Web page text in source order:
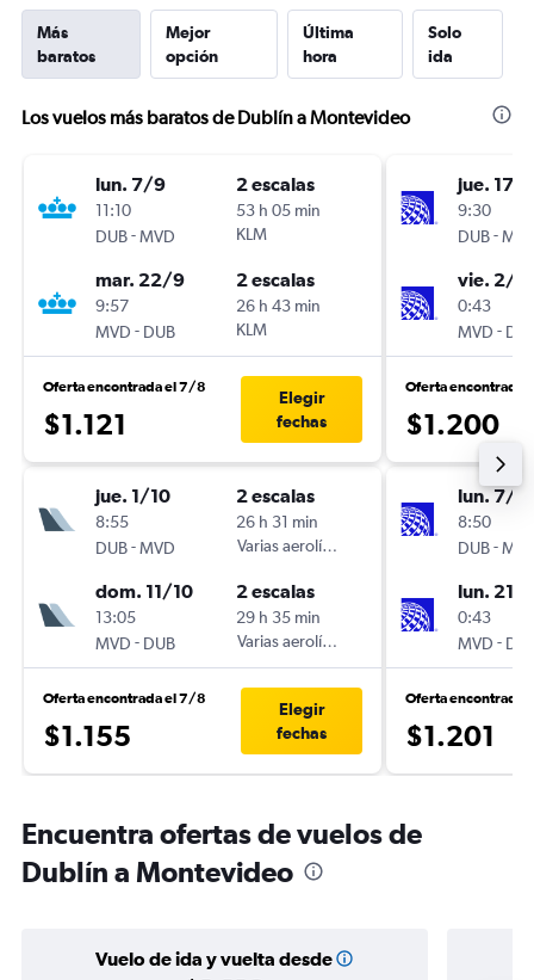
Más
baratos
Mejor
opción
Última
hora
Solo
ida
Los vuelos más baratos de Dublín a Montevideo
lun. 7/9
11:10
DUB-MVD
2 escalas
53 h 05 min
KLM
mar. 22/9
9:57
MVD - DUB
2 escalas
26 h 43 min
KLM
Oferta encontrada el 7/8
$1.121
Elegir
fechas
jue. 1/10
8:55
DUB-MVD
2 escalas
26 h 31 min
Varias aerolíneas
dom. 11/10
13:05
MVD - DUB
2 escalas
29 h 35 min
Varias aerolíneas
Oferta encontrada el 7/8
$1.155
Elegir
fechas
jue. 17/
9:30
DUB-
vie. 2/
0:43
MVD -
Oferta encontrada
$1.200
lun. 7/9
8:50
DUB-
lun. 21/
0:43
MVD -
Oferta encontrada
$1.201
Encuentra ofertas de vuelos de
Dublín a Montevideo
Vuelo de ida y vuelta desde